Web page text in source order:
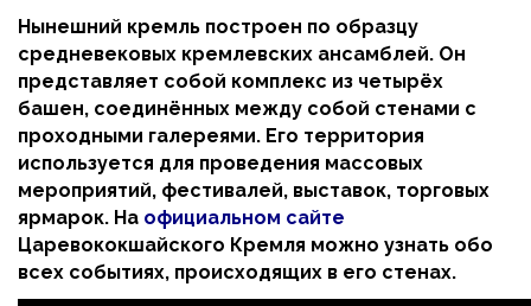
Нынешний кремль построен по образцу
средневековых кремлевских ансамблей. Он
представляет собой комплекс из четырёх
башен, соединённых между собой стенами с
проходными галереями. Его территория
используется для проведения массовых
мероприятий, фестивалей, выставок, торговых
ярмарок. На официальном сайте
Царевококшайского Кремля можно узнать обо
всех событиях, происходящих в его стенах.